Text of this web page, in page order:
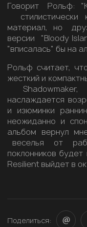
Говорит Рольф:
материал, но
версии "Bloody
"вписалась" бы на
Рольф считает,
жесткий и
наслаждается
и изюминки
неожиданно и
альбом вернул
веселья от
поклонников
Resilient выйдет в
Поделиться: